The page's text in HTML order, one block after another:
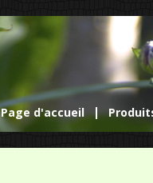
Page d'accueil